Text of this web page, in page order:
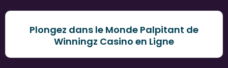
Plongez dans le Monde Palpitant de
Winningz Casino en Ligne